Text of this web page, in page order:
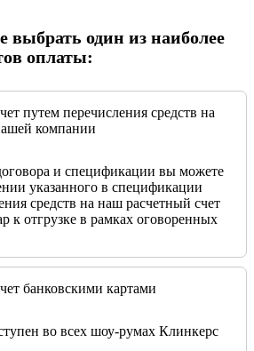
выбрать один из наиболее
оплаты:
путем перечисления средств на
компании
и спецификации вы можете
указанного в спецификации
средств на наш расчетный счет
к отгрузке в рамках оговоренных
банковскими картами
во всех шоу-румах Клинкерс